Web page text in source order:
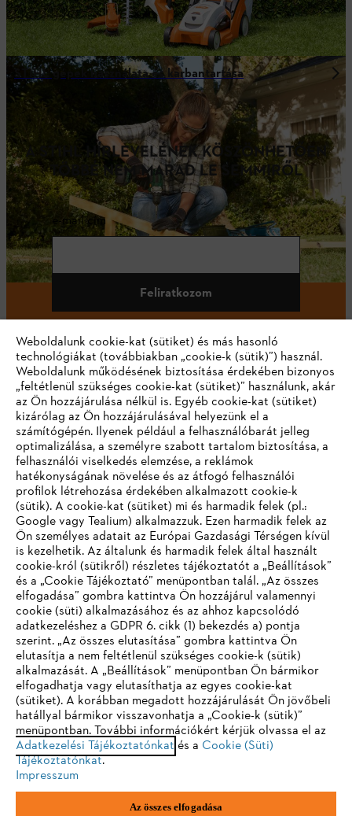
STIHL gépek használata és karbantartása
A STIHL HÍRLEVELÉNEK KÖSZÖNHETŐEN
TÖBBÉ NEM MARAD LE SEMMIRŐL
e-mail cím
Feliratkozom
#STIHL
Vállalat
STIHL GYIK
Szerviz
Adatvédelem Impresszum Cookie tájékoztató
Jogi információk
Andreas Stihl Kereskedelmi Kft.
IHR BROWSER WIRD NICHT
UNTERSTÜTZT
Sie nutzen einen Browser, den wir noch nicht unterstützen. Für
eine optimale Nutzung unserer Seite empfehlen wir Ihnen, zu
einem der folgenden Browser zu wechseln:
Firefox Chrome
Weboldalunk cookie-kat (sütiket) és más hasonló
technológiákat (továbbiakban „cookie-k (sütik)”) használ.
Weboldalunk működésének biztosítása érdekében bizonyos
„feltétlenül szükséges cookie-kat (sütiket)” használunk, akár
az Ön hozzájárulása nélkül is. Egyéb cookie-kat (sütiket)
kizárólag az Ön hozzájárulásával helyezünk el a
számítógépén. Ilyenek például a felhasználóbarát jelleg
optimalizálása, a személyre szabott tartalom biztosítása, a
felhasználói viselkedés elemzése, a reklámok
hatékonyságának növelése és az átfogó felhasználói
profilok létrehozása érdekében alkalmazott cookie-k
(sütik). A cookie-kat (sütiket) mi és harmadik felek (pl.:
Google vagy Tealium) alkalmazzuk. Ezen harmadik felek az
Ön személyes adatait az Európai Gazdasági Térségen kívül
is kezelhetik. Az általunk és harmadik felek által használt
cookie-król (sütikről) részletes tájékoztatót a „Beállítások”
és a „Cookie Tájékoztató” menüpontban talál. „Az összes
elfogadása” gombra kattintva Ön hozzájárul valamennyi
cookie (süti) alkalmazásához és az ahhoz kapcsolódó
adatkezeléshez a GDPR 6. cikk (1) bekezdés a) pontja
szerint. „Az összes elutasítása” gombra kattintva Ön
elutasítja a nem feltétlenül szükséges cookie-k (sütik)
alkalmazását. A „Beállítások” menüpontban Ön bármikor
elfogadhatja vagy elutasíthatja az egyes cookie-kat
(sütiket). A korábban megadott hozzájárulását Ön jövőbeli
hatállyal bármikor visszavonhatja a „Cookie-k (sütik)”
menüpontban. További információkért kérjük olvassa el az
Adatkezelési Tájékoztatónkat és a Cookie (Süti)
Tájékoztatónkat.
Impresszum
Az összes elfogadása